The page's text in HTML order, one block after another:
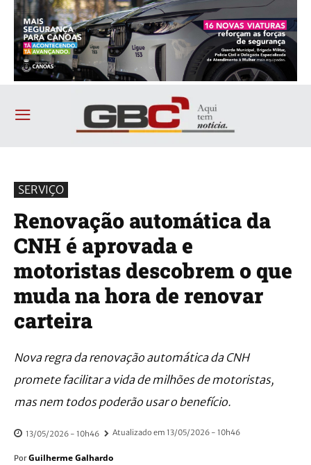
SERVIÇO
Renovação automática da
CNH é aprovada e
motoristas descobrem o que
muda na hora de renovar
carteira
Nova regra da renovação automática da CNH
promete facilitar a vida de milhões de motoristas,
mas nem todos poderão usar o benefício.
13/05/2026 - 10h46 Atualizado em 13/05/2026 - 10h46
Por Guilherme Galhardo